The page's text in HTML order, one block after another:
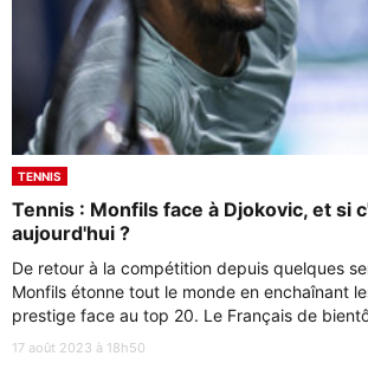
TENNIS
Tennis : Monfils face à Djokovic, et si
aujourd'hui ?
De retour à la compétition depuis quelques
Monfils étonne tout le monde en enchaînant
prestige face au top 20. Le Français de
17 août 2023 à 18h50